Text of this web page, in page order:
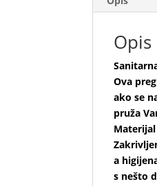
Opis
Ova
ako se
pruža
a
s nešto